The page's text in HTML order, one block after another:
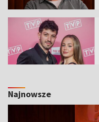
Najnowsze